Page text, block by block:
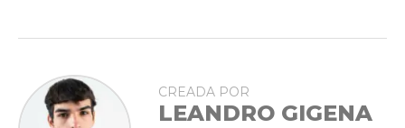
CREADA POR
LEANDRO GIGENA